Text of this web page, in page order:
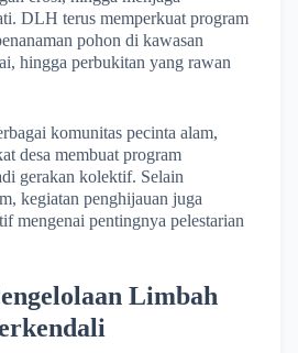
DLH terus memperkuat program
pohon di kawasan
hingga perbukitan yang rawan
komunitas pecinta alam,
desa membuat program
gerakan kolektif. Selain
kegiatan penghijauan juga
mengenai pentingnya pelestarian
Limbah